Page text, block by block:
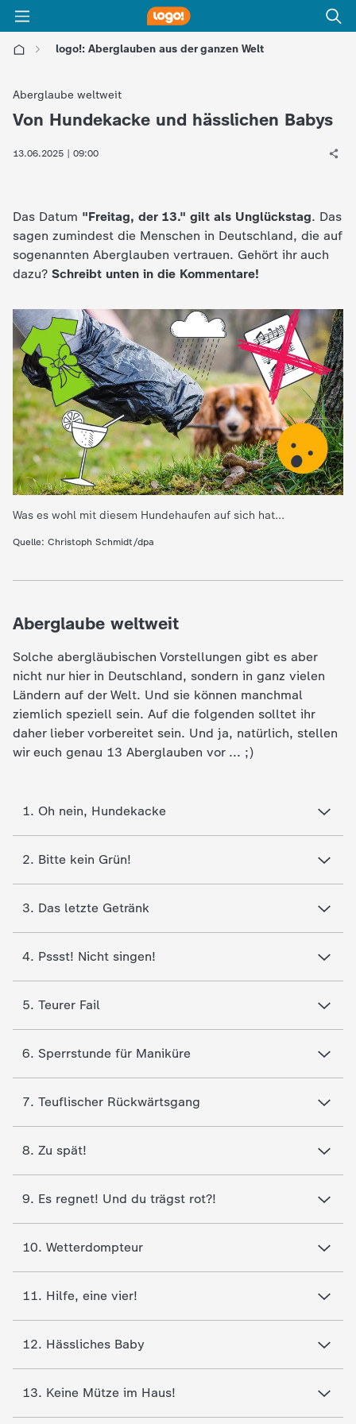
logo!: Aberglauben aus der ganzen Welt
o
g
d
e
K
n
d
e
n
c
c
h
n
d
D
Aberglaube weltweit
:
Von Hundekacke und hässlichen Babys
13.06.2025 | 09:00
Das Datum "Freitag, der 13." gilt als Unglückstag. Das
sagen zumindest die Menschen in Deutschland, die auf
sogenannten Aberglauben vertrauen. Gehört ihr auch
dazu? Schreibt unten in die Kommentare!
Was es wohl mit diesem Hundehaufen auf sich hat...
Quelle: Christoph Schmidt/dpa
Aberglaube weltweit
Solche abergläubischen Vorstellungen gibt es aber
nicht nur hier in Deutschland, sondern in ganz vielen
Ländern auf der Welt. Und sie können manchmal
ziemlich speziell sein. Auf die folgenden solltet ihr
daher lieber vorbereitet sein. Und ja, natürlich, stellen
wir euch genau 13 Aberglauben vor ... ;)
1. Oh nein, Hundekacke
2. Bitte kein Grün!
3. Das letzte Getränk
4. Pssst! Nicht singen!
5. Teurer Fail
6. Sperrstunde für Maniküre
7. Teuflischer Rückwärtsgang
8. Zu spät!
9. Es regnet! Und du trägst rot?!
10. Wetterdompteur
11. Hilfe, eine vier!
12. Hässliches Baby
13. Keine Mütze im Haus!